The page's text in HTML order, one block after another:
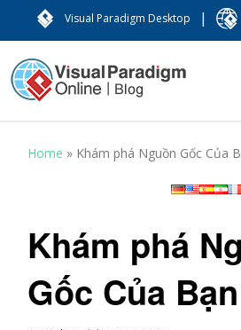
Visual Paradigm Desktop |
Home » Khám phá Nguồn Gốc Của
Khám phá
Gốc Của Bạn